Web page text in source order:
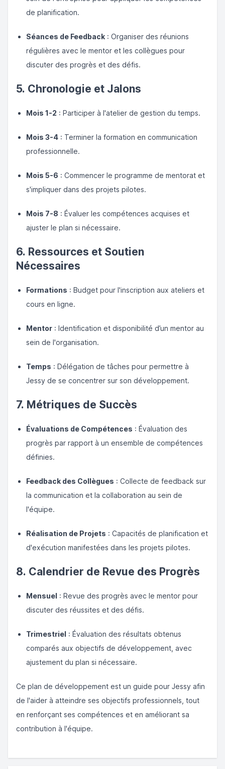
de planification.
Séances de Feedback : Organiser des réunions
régulières avec le mentor et les collègues pour
discuter des progrès et des défis.
5. Chronologie et Jalons
Mois 1-2 : Participer à l'atelier de gestion du temps.
Mois 3-4 : Terminer la formation en communication
professionnelle.
Mois 5-6 : Commencer le programme de mentorat et
s'impliquer dans des projets pilotes.
Mois 7-8 : Évaluer les compétences acquises et
ajuster le plan si nécessaire.
6. Ressources et Soutien
Nécessaires
Formations : Budget pour l'inscription aux ateliers et
cours en ligne.
Mentor : Identification et disponibilité d’un mentor au
sein de l'organisation.
Temps : Délégation de tâches pour permettre à
Jessy de se concentrer sur son développement.
7. Métriques de Succès
Évaluations de Compétences : Évaluation des
progrès par rapport à un ensemble de compétences
définies.
Feedback des Collègues : Collecte de feedback sur
la communication et la collaboration au sein de
l'équipe.
Réalisation de Projets : Capacités de planification et
d'exécution manifestées dans les projets pilotes.
8. Calendrier de Revue des Progrès
Mensuel : Revue des progrès avec le mentor pour
discuter des réussites et des défis.
Trimestriel : Évaluation des résultats obtenus
comparés aux objectifs de développement, avec
ajustement du plan si nécessaire.
Ce plan de développement est un guide pour Jessy afin
de l'aider à atteindre ses objectifs professionnels, tout
en renforçant ses compétences et en améliorant sa
contribution à l'équipe.